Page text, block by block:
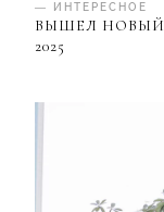
— ИНТЕРЕСНОЕ
ВЫШЕЛ НОВЫЙ
2025